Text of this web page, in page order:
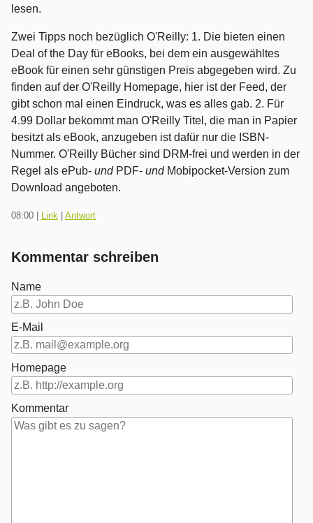
lesen.
Zwei Tipps noch bezüglich O'Reilly: 1. Die bieten einen
Deal of the Day für eBooks, bei dem ein ausgewähltes
eBook für einen sehr günstigen Preis abgegeben wird. Zu
finden auf der O'Reilly Homepage, hier ist der Feed, der
gibt schon mal einen Eindruck, was es alles gab. 2. Für
4.99 Dollar bekommt man O'Reilly Titel, die man in Papier
besitzt als eBook, anzugeben ist dafür nur die ISBN-
Nummer. O'Reilly Bücher sind DRM-frei und werden in der
Regel als ePub- undPDF- undMobipocket-Version zum
Download angeboten.
08:00 Link Antwort
Kommentar schreiben
Name
E-Mail
Homepage
Kommentar